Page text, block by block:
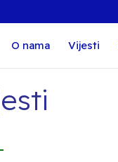
O nama Vijesti